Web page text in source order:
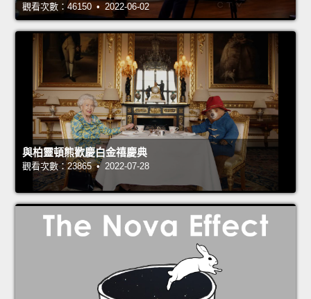
觀看次數：46150 • 2022-06-02
與柏靈頓熊歡慶白金禧慶典
觀看次數：23865 • 2022-07-28